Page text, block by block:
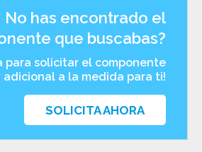
No has encontrado el
que buscabas?
para solicitar el componente
adicional a la medida para ti!
SOLICITA AHORA